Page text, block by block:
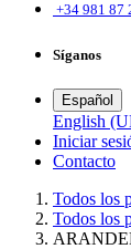
+34 981 87
Síganos
Español
English
Iniciar
​Contacto
Todos los
Todos los